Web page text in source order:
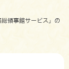
総領事館サービス」の